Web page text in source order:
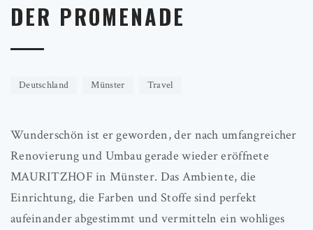
DER PROMENADE
Deutschland Münster Travel
Wunderschön ist er geworden, der nach umfangreicher
Renovierung und Umbau gerade wieder eröffnete
MAURITZHOF in Münster. Das Ambiente, die
Einrichtung, die Farben und Stoffe sind perfekt
aufeinander abgestimmt und vermitteln ein wohliges